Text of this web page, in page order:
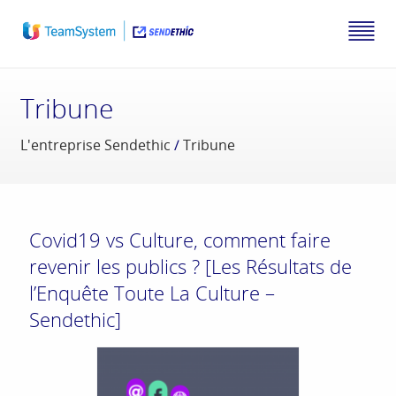
Tribune
L'entreprise Sendethic /Tribune
Covid19 vs Culture, comment faire
revenir les publics ? [Les Résultats de
l’Enquête Toute La Culture –
Sendethic]